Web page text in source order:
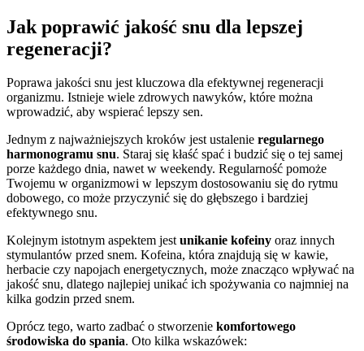
Jak poprawić jakość snu dla lepszej
regeneracji?
Poprawa jakości snu jest kluczowa dla efektywnej regeneracji
organizmu. Istnieje wiele zdrowych nawyków, które można
wprowadzić, aby wspierać lepszy sen.
Jednym z najważniejszych kroków jest ustalenie regularnego
harmonogramu snu. Staraj się kłaść spać i budzić się o tej samej
porze każdego dnia, nawet w weekendy. Regularność pomoże
Twojemu w organizmowi w lepszym dostosowaniu się do rytmu
dobowego, co może przyczynić się do głębszego i bardziej
efektywnego snu.
Kolejnym istotnym aspektem jestunikanie kofeiny oraz innych
stymulantów przed snem. Kofeina, która znajdują się w kawie,
herbacie czy napojach energetycznych, może znacząco wpływać na
jakość snu, dlatego najlepiej unikać ich spożywania co najmniej na
kilka godzin przed snem.
Oprócz tego, warto zadbać o stworzenie komfortowego
środowiska do spania. Oto kilka wskazówek: